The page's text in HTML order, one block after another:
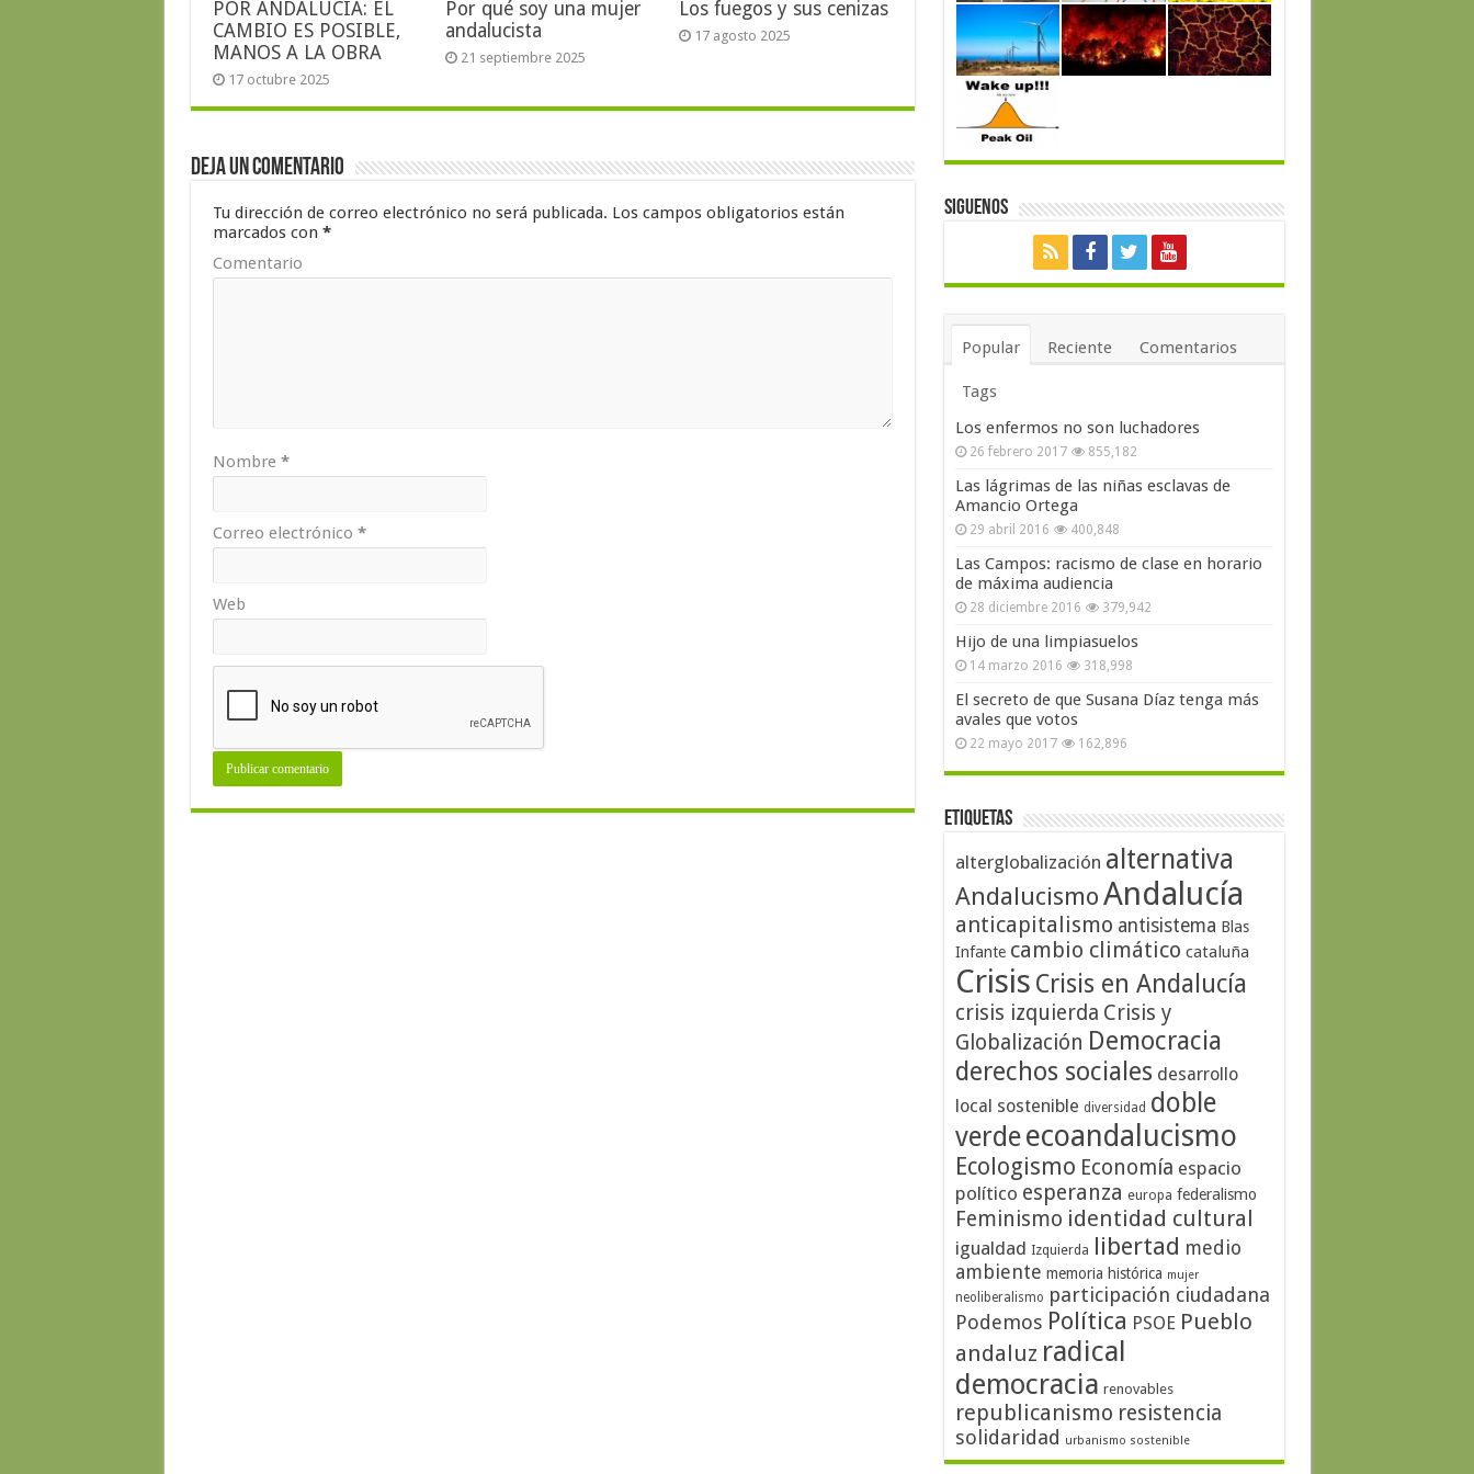
POR ANDALUCÍA: EL
CAMBIO ES POSIBLE,
MANOS A LA OBRA
17 octubre 2025
Por qué soy una mujer
andalucista
21 septiembre 2025
Los fuegos y sus cenizas
17 agosto 2025
Deja un comentario
Tu dirección de correo electrónico no será publicada. Los campos obligatorios están
marcados con *
Comentario
Nombre *
Correo electrónico *
Web
Siguenos
Popular Reciente Comentarios
Tags
Los enfermos no son luchadores
26 febrero 2017 855,182
Las lágrimas de las niñas esclavas de
Amancio Ortega
29 abril 2016 400,848
Las Campos: racismo de clase en horario
de máxima audiencia
28 diciembre 2016 379,942
Hijo de una limpiasuelos
14 marzo 2016 318,998
El secreto de que Susana Díaz tenga más
avales que votos
22 mayo 2017 162,896
Etiquetas
alterglobalización alternativa
AndalucismoAndalucía
anticapitalismo antisistema Blas
Infante cambio climático cataluña
Crisis Crisis en Andalucía
crisis izquierda Crisis y
Globalización Democracia
derechos sociales desarrollo
local sostenible diversidad doble
verdeecoandalucismo
Ecologismo Economía espacio
político esperanza europa federalismo
Feminismo identidad cultural
igualdad Izquierda libertad medio
ambiente memoria histórica mujer
neoliberalismo participación ciudadana
Podemos Política PSOE Pueblo
andaluz radical
democracia renovables
republicanismo resistencia
solidaridad urbanismo sostenible